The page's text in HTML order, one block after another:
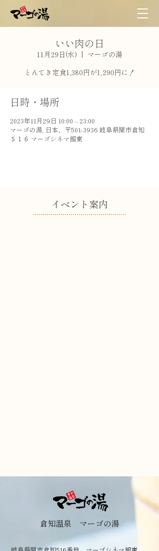
いい肉の日
11月29日(水)
  |
マーゴの湯
とんてき定食1,380円が1,290円に！
日時・場所
2023年11月29日 10:00 – 23:00
マーゴの湯, 日本、〒501-3936 岐阜県関市倉知
５１６ マーゴシネマ館東
​イベント案内
倉知温泉 マーゴの湯